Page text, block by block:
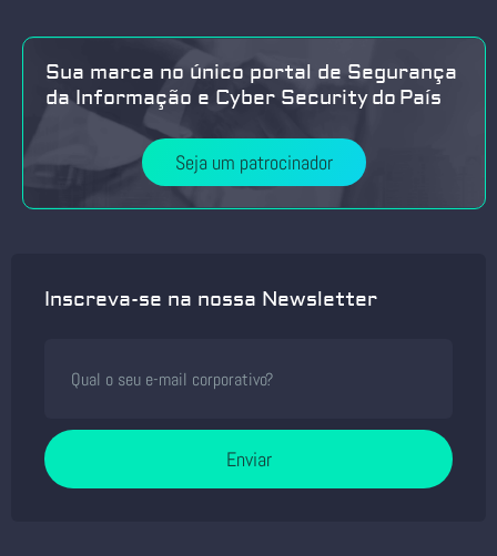
Sua marca no único portal de Segurança
da Informação e Cyber Security do País
Seja um patrocinador
Inscreva-se na nossa Newsletter
Enviar